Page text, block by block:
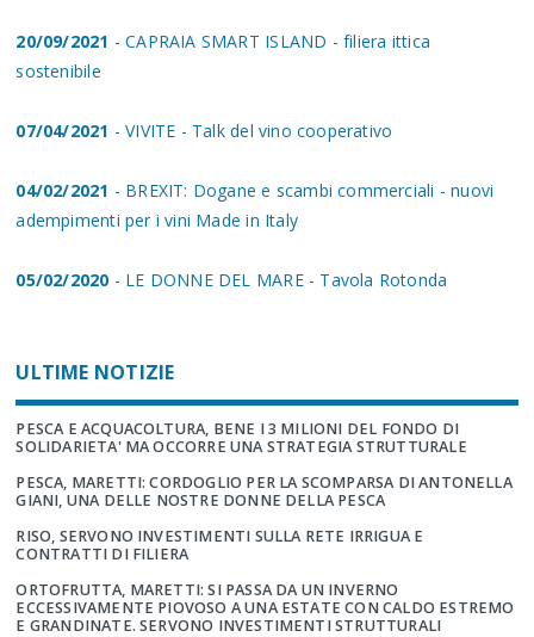
20/09/2021 - CAPRAIA SMART ISLAND - filiera ittica
sostenibile
07/04/2021 - VIVITE - Talk del vino cooperativo
04/02/2021 - BREXIT: Dogane e scambi commerciali - nuovi
adempimenti per i vini Made in Italy
05/02/2020 - LE DONNE DEL MARE - Tavola Rotonda
ULTIME NOTIZIE
PESCA E ACQUACOLTURA, BENE I 3 MILIONI DEL FONDO DI
SOLIDARIETA' MA OCCORRE UNA STRATEGIA STRUTTURALE
PESCA, MARETTI: CORDOGLIO PER LA SCOMPARSA DI ANTONELLA
GIANI, UNA DELLE NOSTRE DONNE DELLA PESCA
RISO, SERVONO INVESTIMENTI SULLA RETE IRRIGUA E
CONTRATTI DI FILIERA
ORTOFRUTTA, MARETTI: SI PASSA DA UN INVERNO
ECCESSIVAMENTE PIOVOSO A UNA ESTATE CON CALDO ESTREMO
E GRANDINATE. SERVONO INVESTIMENTI STRUTTURALI